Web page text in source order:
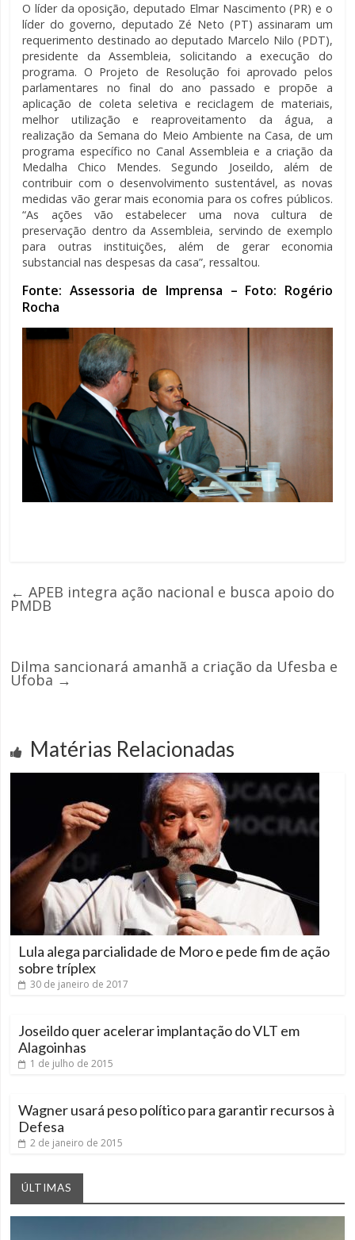
O líder da oposição, deputado Elmar Nascimento (PR) e o
líder do governo, deputado Zé Neto (PT) assinaram um
requerimento destinado ao deputado Marcelo Nilo (PDT),
presidente da Assembleia, solicitando a execução do
programa. O Projeto de Resolução foi aprovado pelos
parlamentares no final do ano passado e propõe a
aplicação de coleta seletiva e reciclagem de materiais,
melhor utilização e reaproveitamento da água, a
realização da Semana do Meio Ambiente na Casa, de um
programa específico no Canal Assembleia e a criação da
Medalha Chico Mendes. Segundo Joseildo, além de
contribuir com o desenvolvimento sustentável, as novas
medidas vão gerar mais economia para os cofres públicos.
“As ações vão estabelecer uma nova cultura de
preservação dentro da Assembleia, servindo de exemplo
para outras instituições, além de gerar economia
substancial nas despesas da casa”, ressaltou.
Fonte: Assessoria de Imprensa – Foto: Rogério
Rocha
← APEB integra ação nacional e busca apoio do
PMDB
Dilma sancionará amanhã a criação da Ufesba e
Ufoba →
Matérias Relacionadas
Lula alega parcialidade de Moro e pede fim de ação
sobre tríplex
30 de janeiro de 2017
Joseildo quer acelerar implantação do VLT em
Alagoinhas
1 de julho de 2015
Wagner usará peso político para garantir recursos à
Defesa
2 de janeiro de 2015
ÚLTIMAS